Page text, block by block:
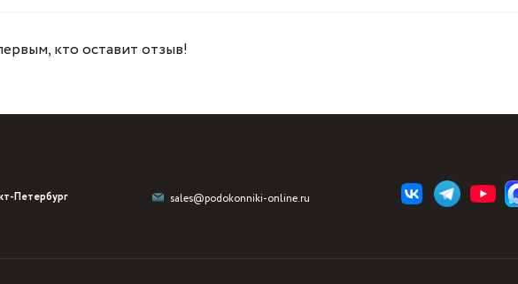
кто оставит отзыв!
Петербург sales@podokonniki-online.ru